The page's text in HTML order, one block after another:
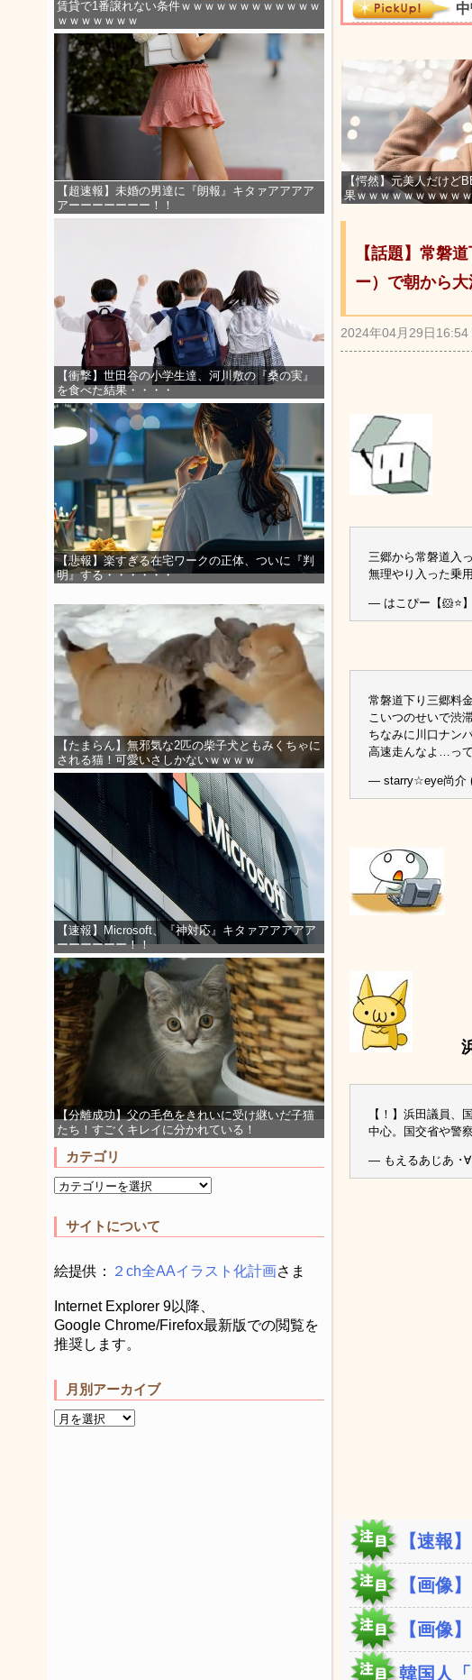
賃貸で1番譲れない条件ｗｗｗｗｗｗｗｗｗｗｗｗ
ｗｗｗｗｗｗｗ
【超速報】未婚の男達に『朗報』キタァアアアア
アーーーーーーー！！
【衝撃】世田谷の小学生達、河川敷の『桑の実』
を食べた結果・・・・
【悲報】楽すぎる在宅ワークの正体、ついに『判
明』する・・・・・・
【たまらん】無邪気な2匹の柴子犬ともみくちゃに
される猫！可愛いさしかないｗｗｗｗ
【速報】Microsoft、『神対応』キタァアアアアア
ーーーーーー！！
【分離成功】父の毛色をきれいに受け継いだ子猫
たち！すごくキレイに分かれている！
カテゴリ
サイトについて
絵提供： ２ch全AAイラスト化計画さま
Internet Explorer 9以降、
Google Chrome/Firefox最新版での閲覧を
推奨します。
月別アーカイブ
【愕然】元美人だけど
果ｗｗｗｗｗｗｗｗｗ
【話題】常磐
ー）で朝から
2024年04月29日16:54
三郷から常磐道入
無理やり入った乗
— はこぴー【🐹⭐️
常磐道下り三郷料
こいつのせいで渋
ちなみに川口ナン
高速走んなよ…っ
— starry☆eye尚介
浜田
【！】浜田議員、
中心。国交省や警
— もえるあじあ ･∀
【速報
【画像
【画像
韓国人